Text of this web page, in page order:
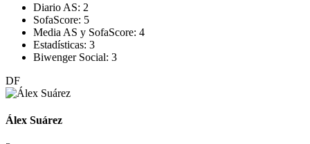
Diario AS: 2
SofaScore: 5
Media AS y SofaScore: 4
Estadísticas: 3
Biwenger Social: 3
DF
Álex Suárez